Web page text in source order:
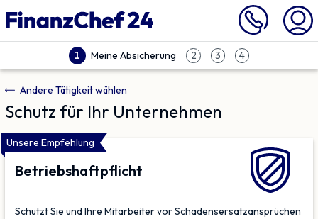
1 Meine Absicherung 2 3 4
Andere Tätigkeit wählen
Schutz für Ihr Unternehmen
Unsere Empfehlung
Betriebs­haftpflicht
Schützt Sie und Ihre Mitarbeiter vor Schadensersatz­ansprüchen